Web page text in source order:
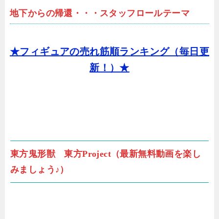
地下からの帰還・・・スタッフロールテーマ
★フィギュアの売れ筋順ランキング（毎日更
新！）★
東方鬼形獣 東方Project（最新無料動画を楽し
みましょう♪）